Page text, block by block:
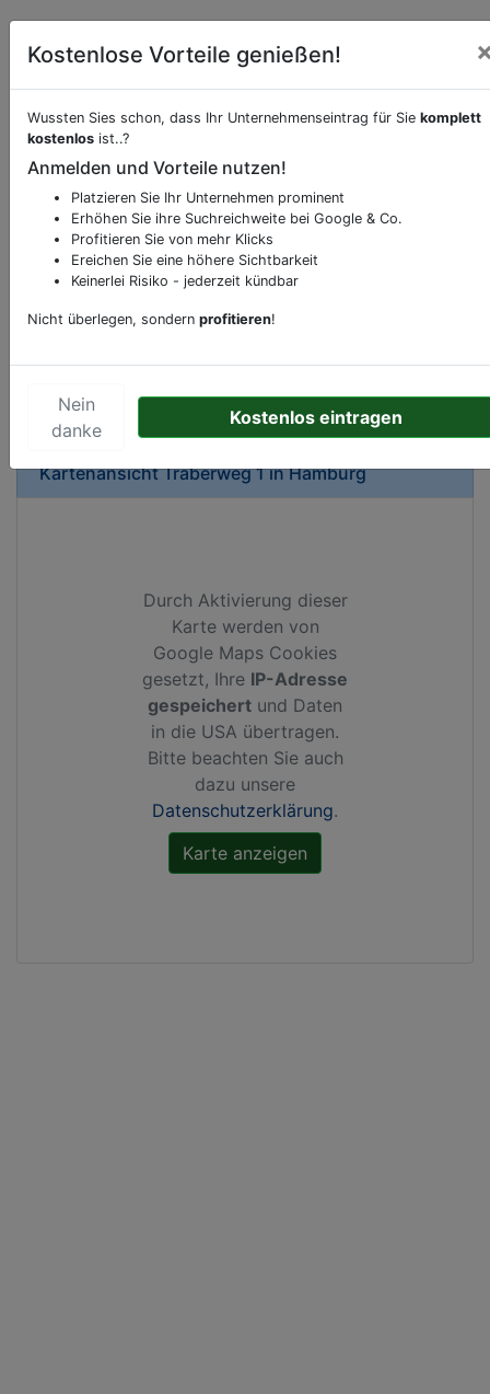
Beschreibung & Services von
Sie möchten eine Beschreibung, Dienstleistung
oder andere relevante Informationen hinzufügen?
Klicken Sie bittehierum uns zu kontaktieren.
Gerne erweitern wir Ihren Firmeneintrag um
Sonderangebote odere besondere Services, die
Ihren Wettbewerbern abheben.
KartenansichtTraberweg 1inHamburg
Durch Aktivierung dieser
Karte werden von
Google Maps Cookies
gesetzt, Ihre IP-Adresse
gespeichert und Daten
in die USA übertragen.
Bitte beachten Sie auch
dazu unsere
Datenschutzerklärung.
Kostenlose Vorteile genießen!
Wussten Sies schon, dass Ihr Unternehmenseintrag für Sie komplett
kostenlos ist..?
Anmelden und Vorteile nutzen!
Platzieren Sie Ihr Unternehmen prominent
Erhöhen Sie ihre Suchreichweite bei Google & Co.
Profitieren Sie von mehr Klicks
Ereichen Sie eine höhere Sichtbarkeit
Keinerlei Risiko - jederzeit kündbar
Nicht überlegen, sondern profitieren!
Nein
danke
Kostenlos eintragen